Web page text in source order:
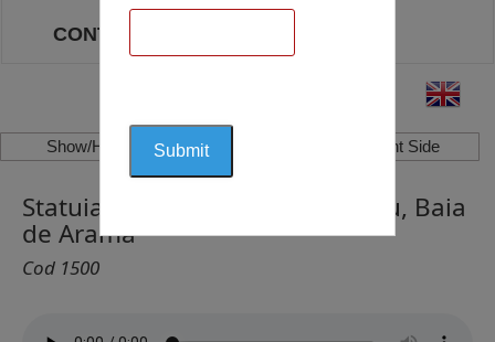
CONTACT
Show/Hide Left Side Show/Hide Right Side
Statuia Constantin Brâncoveanu, Baia
de Aramă
Cod 1500